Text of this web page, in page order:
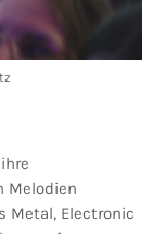
Melodien
Metal, Electronic